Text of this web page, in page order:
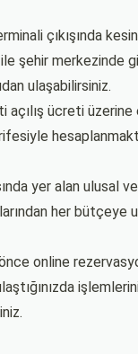
çıkışında
şehir merkezinde
ulaşabilirsiniz.
açılış ücreti
yer alan ulusal
her bütçeye
online